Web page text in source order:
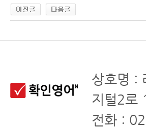
상호명 :
지털2로
전화 :